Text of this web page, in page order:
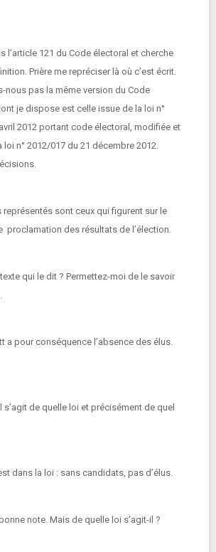
l’article 121 du Code électoral et cherche
Prière me repréciser là où c’est écrit.
nous pas la même version du Code
je dispose est celle issue de la loi n°
2012 portant code électoral, modifiée et
n° 2012/017 du 21 décembre 2012.
représentés sont ceux qui figurent sur le
proclamation des résultats de l’élection.
qui le dit ? Permettez-moi de le savoir
a pour conséquence l’absence des élus.
s’agit de quelle loi et précisément de quel
dans la loi : sans candidats, pas d’élus.
note. Mais de quelle loi s’agit-il ?